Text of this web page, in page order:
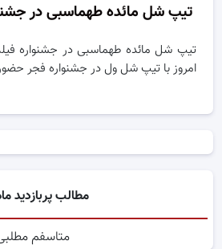
تیپ شل مائده طهماسبی در
تیپ شل مائده طهماسبی در جشنواره
امروز با تیپ شل ول در جشنواره فجر
مطالب پربازدید
متاسفم